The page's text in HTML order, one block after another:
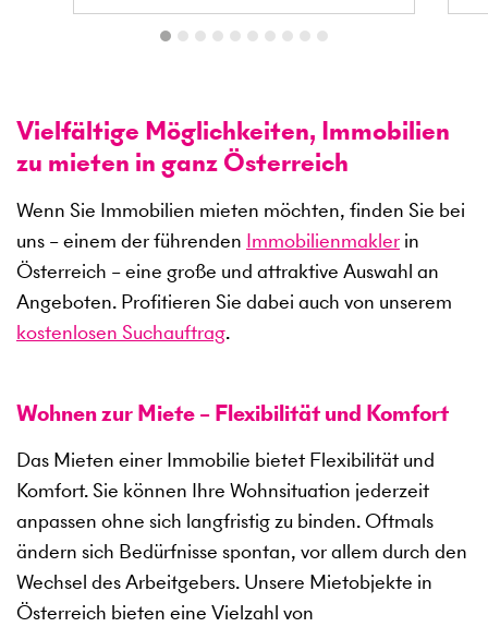
Vielfältige Möglichkeiten, Immobilien
zu mieten in ganz Österreich
Wenn Sie Immobilien mieten möchten, finden Sie bei
uns – einem der führenden Immobilienmakler in
Österreich – eine große und attraktive Auswahl an
Angeboten. Profitieren Sie dabei auch von unserem
kostenlosen Suchauftrag.
Wohnen zur Miete – Flexibilität und Komfort
Das Mieten einer Immobilie bietet Flexibilität und
Komfort. Sie können Ihre Wohnsituation jederzeit
anpassen ohne sich langfristig zu binden. Oftmals
ändern sich Bedürfnisse spontan, vor allem durch den
Wechsel des Arbeitgebers. Unsere Mietobjekte in
Österreich bieten eine Vielzahl von